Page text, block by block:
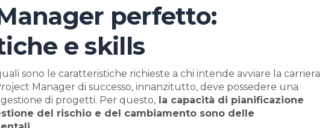
perfetto:
e skills
sono le caratteristiche richieste a chi intende avviare la carriera
Manager di successo, innanzitutto, deve possedere una
di progetti. Per questo, la capacità di pianificazione
del rischio e del cambiamento sono delle